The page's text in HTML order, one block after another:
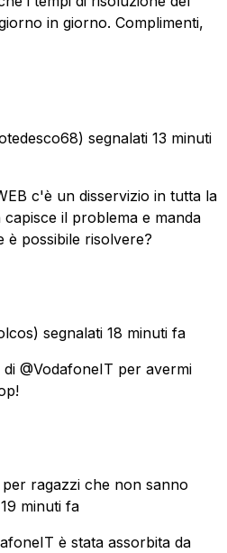
in giorno. Complimenti,
segnalati 13 minuti
c'è un disservizio in tutta la
il problema e manda
è possibile risolvere?
segnalati 18 minuti fa
@VodafoneIT per avermi
ragazzi che non sanno
19 minuti fa
è stata assorbita da